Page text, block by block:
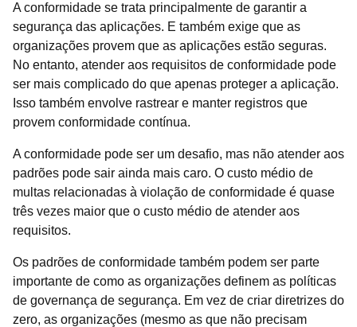
A conformidade se trata principalmente de garantir a
segurança das aplicações. E também exige que as
organizações provem que as aplicações estão seguras.
No entanto, atender aos requisitos de conformidade pode
ser mais complicado do que apenas proteger a aplicação.
Isso também envolve rastrear e manter registros que
provem conformidade contínua.
A conformidade pode ser um desafio, mas não atender aos
padrões pode sair ainda mais caro. O custo médio de
multas relacionadas à violação de conformidade é quase
três vezes maior que o custo médio de atender aos
requisitos.
Os padrões de conformidade também podem ser parte
importante de como as organizações definem as políticas
de governança de segurança. Em vez de criar diretrizes do
zero, as organizações (mesmo as que não precisam